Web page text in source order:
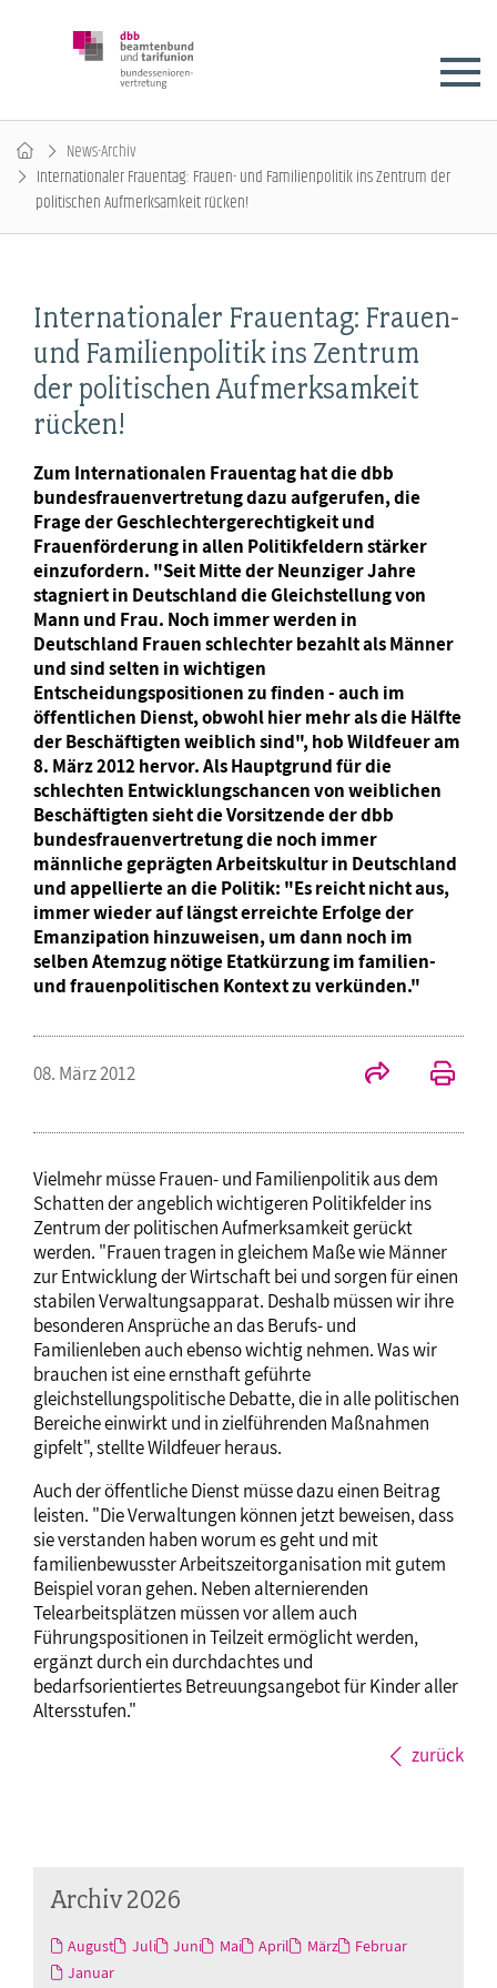
News-Archiv
Internationaler Frauentag: Frauen- und Familienpolitik ins Zentrum der
politischen Aufmerksamkeit rücken!
Internationaler Frauentag: Frauen-
und Familienpolitik ins Zentrum
der politischen Aufmerksamkeit
rücken!
Zum Internationalen Frauentag hat die dbb
bundesfrauenvertretung dazu aufgerufen, die
Frage der Geschlechtergerechtigkeit und
Frauenförderung in allen Politikfeldern stärker
einzufordern. "Seit Mitte der Neunziger Jahre
stagniert in Deutschland die Gleichstellung von
Mann und Frau. Noch immer werden in
Deutschland Frauen schlechter bezahlt als Männer
und sind selten in wichtigen
Entscheidungspositionen zu finden - auch im
öffentlichen Dienst, obwohl hier mehr als die Hälfte
der Beschäftigten weiblich sind", hob Wildfeuer am
8. März 2012 hervor. Als Hauptgrund für die
schlechten Entwicklungschancen von weiblichen
Beschäftigten sieht die Vorsitzende der dbb
bundesfrauenvertretung die noch immer
männliche geprägten Arbeitskultur in Deutschland
und appellierte an die Politik: "Es reicht nicht aus,
immer wieder auf längst erreichte Erfolge der
Emanzipation hinzuweisen, um dann noch im
selben Atemzug nötige Etatkürzung im familien-
und frauenpolitischen Kontext zu verkünden."
08. März 2012
Vielmehr müsse Frauen- und Familienpolitik aus dem
Schatten der angeblich wichtigeren Politikfelder ins
Zentrum der politischen Aufmerksamkeit gerückt
werden. "Frauen tragen in gleichem Maße wie Männer
zur Entwicklung der Wirtschaft bei und sorgen für einen
stabilen Verwaltungsapparat. Deshalb müssen wir ihre
besonderen Ansprüche an das Berufs- und
Familienleben auch ebenso wichtig nehmen. Was wir
brauchen ist eine ernsthaft geführte
gleichstellungspolitische Debatte, die in alle politischen
Bereiche einwirkt und in zielführenden Maßnahmen
gipfelt", stellte Wildfeuer heraus.
Auch der öffentliche Dienst müsse dazu einen Beitrag
leisten. "Die Verwaltungen können jetzt beweisen, dass
sie verstanden haben worum es geht und mit
familienbewusster Arbeitszeitorganisation mit gutem
Beispiel voran gehen. Neben alternierenden
Telearbeitsplätzen müssen vor allem auch
Führungspositionen in Teilzeit ermöglicht werden,
ergänzt durch ein durchdachtes und
bedarfsorientiertes Betreuungsangebot für Kinder aller
Altersstufen."
zurück
Archiv 2026
August Juli Juni Mai April März
Februar
Januar